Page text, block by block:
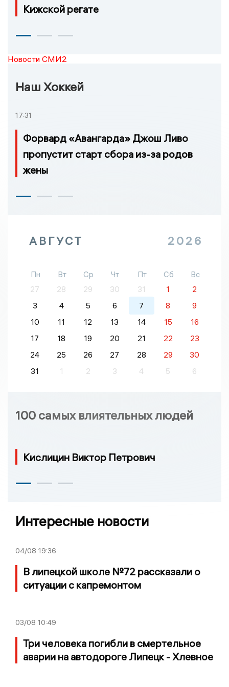
Кижской регате
Новости СМИ2
Наш Хоккей
17:31
Форвард «Авангарда» Джош Ливо
пропустит старт сбора из-за родов
жены
АВГУСТ 2026
Пн Вт Ср Чт Пт Сб
Вс
27
28 29 30 31 1
2
3
4 5 6 7 8
9
10
11 12 13 14 15
16
17
18 19 20 21 22
23
24
25 26 27 28 29
30
31
1 2 3 4 5 6
100 самых влиятельных людей
Кислицин Виктор Петрович
Интересные новости
04/08 19:36
В липецкой школе №72 рассказали о
ситуации с капремонтом
03/08 10:49
Три человека погибли в смертельное
аварии на автодороге Липецк - Хлевное